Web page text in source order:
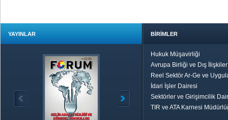
YAYINLAR BİRİMLER
Hukuk Müşavirliği
Avrupa Birliği ve Dış
Reel Sektör Ar-Ge ve
İdari İşler Dairesi
Sektörler ve Girişimcilik
TIR ve ATA Karnesi